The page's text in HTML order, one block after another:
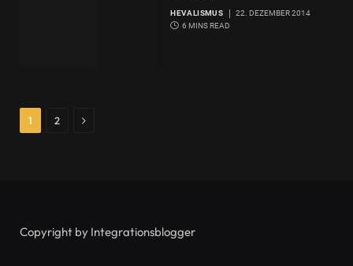
HEVALISMUS
22. DEZEMBER 2014
6 MINS READ
1 2 Next
Copyright by Integrationsblogger